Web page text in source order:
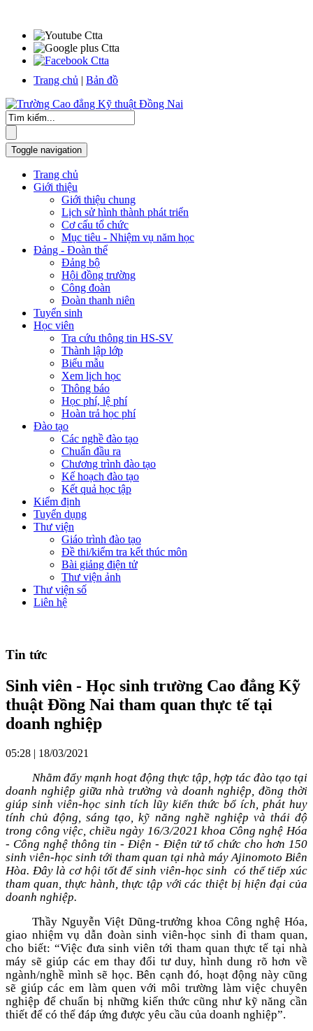
Trang chủ | Bản đồ
Toggle navigation
Trang chủ
Giới thiệu
Giới thiệu chung
Lịch sử hình thành phát triển
Cơ cấu tổ chức
Mục tiêu - Nhiệm vụ năm học
Đảng - Đoàn thể
Đảng bộ
Hội đồng trường
Công đoàn
Đoàn thanh niên
Tuyển sinh
Học viên
Tra cứu thông tin HS-SV
Thành lập lớp
Biểu mẫu
Xem lịch học
Thông báo
Học phí, lệ phí
Hoàn trả học phí
Đào tạo
Các nghề đào tạo
Chuẩn đầu ra
Chương trình đào tạo
Kế hoạch đào tạo
Kết quả học tập
Kiểm định
Tuyển dụng
Thư viện
Giáo trình đào tạo
Đề thi/kiểm tra kết thúc môn
Bài giảng điện tử
Thư viện ảnh
Thư viện số
Liên hệ
Tin tức
Sinh viên - Học sinh trường Cao đẳng Kỹ
thuật Đồng Nai tham quan thực tế tại
doanh nghiệp
05:28 | 18/03/2021
Nhằm đẩy mạnh hoạt động thực tập, hợp tác đào tạo tại
doanh nghiệp giữa nhà trường và doanh nghiệp, đồng thời
giúp sinh viên-học sinh tích lũy kiến thức bổ ích, phát huy
tính chủ động, sáng tạo, kỹ năng nghề nghiệp và thái độ
trong công việc, chiều ngày 16/3/2021 khoa Công nghệ Hóa
- Công nghệ thông tin - Điện - Điện tử tổ chức cho hơn 150
sinh viên-học sinh tới tham quan tại nhà máy Ajinomoto Biên
Hòa. Đây là cơ hội tốt để sinh viên-học sinh có thể tiếp xúc
tham quan, thực hành, thực tập với các thiệt bị hiện đại của
doanh nghiệp.
Thầy Nguyễn Việt Dũng-trưởng khoa Công nghệ Hóa,
giao nhiệm vụ dẫn đoàn sinh viên-học sinh đi tham quan,
cho biết: “Việc đưa sinh viên tới tham quan thực tế tại nhà
máy sẽ giúp các em thay đổi tư duy, hình dung rõ hơn về
ngành/nghề mình sẽ học. Bên cạnh đó, hoạt động này cũng
sẽ giúp các em làm quen với môi trường làm việc chuyên
nghiệp để chuẩn bị những kiến thức cũng như kỹ năng cần
thiết để có thể đáp ứng được yêu cầu của doanh nghiệp”.